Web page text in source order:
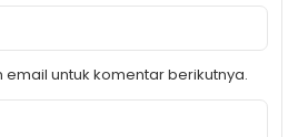
untuk komentar berikutnya.